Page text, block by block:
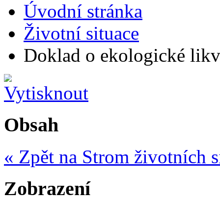
Úvodní stránka
Životní situace
Doklad o ekologické
Obsah
« Zpět na Strom životních
Zobrazení